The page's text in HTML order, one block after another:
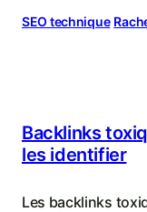
SEO technique
Backlinks
les identifier
Les backlinks